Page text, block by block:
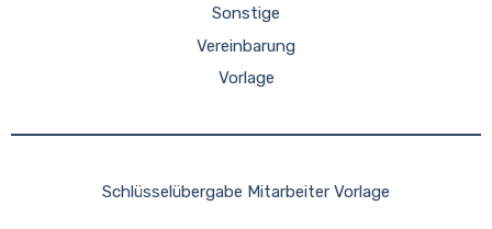
Sonstige
Vereinbarung
Vorlage
Schlüsselübergabe Mitarbeiter Vorlage